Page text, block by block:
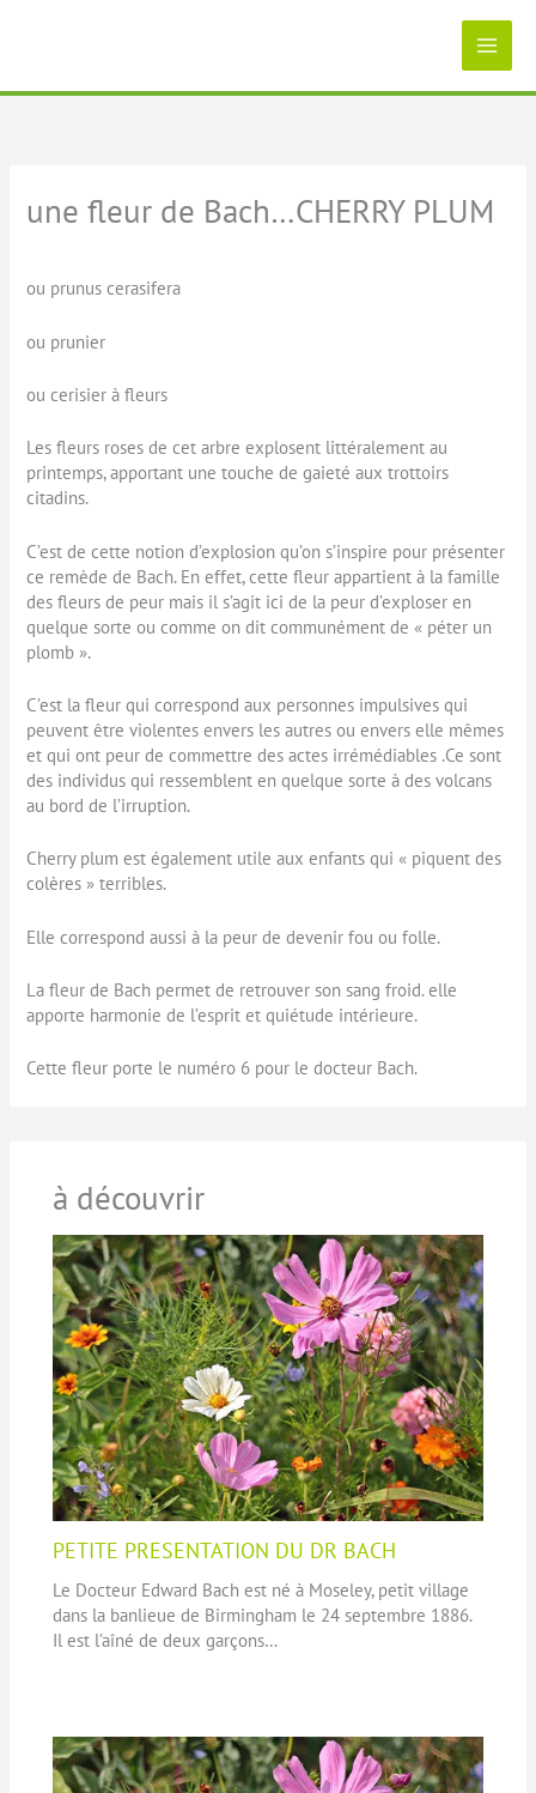
une fleur de Bach…CHERRY PLUM
ou prunus cerasifera
ou prunier
ou cerisier à fleurs
Les fleurs roses de cet arbre explosent littéralement au
printemps, apportant une touche de gaieté aux trottoirs
citadins.
C’est de cette notion d’explosion qu’on s’inspire pour présenter
ce remède de Bach. En effet, cette fleur appartient à la famille
des fleurs de peur mais il s’agit ici de la peur d’exploser en
quelque sorte ou comme on dit communément de « péter un
plomb ».
C’est la fleur qui correspond aux personnes impulsives qui
peuvent être violentes envers les autres ou envers elle mêmes
et qui ont peur de commettre des actes irrémédiables .Ce sont
des individus qui ressemblent en quelque sorte à des volcans
au bord de l’irruption.
Cherry plum est également utile aux enfants qui « piquent des
colères » terribles.
Elle correspond aussi à la peur de devenir fou ou folle.
La fleur de Bach permet de retrouver son sang froid. elle
apporte harmonie de l’esprit et quiétude intérieure.
Cette fleur porte le numéro 6 pour le docteur Bach.
à découvrir
PETITE PRESENTATION DU DR BACH
Le Docteur Edward Bach est né à Moseley, petit village
dans la banlieue de Birmingham le 24 septembre 1886.
Il est l’aîné de deux garçons…